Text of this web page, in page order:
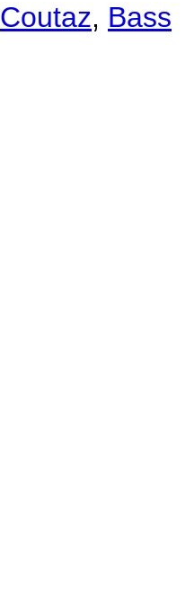
Coutaz, Bass